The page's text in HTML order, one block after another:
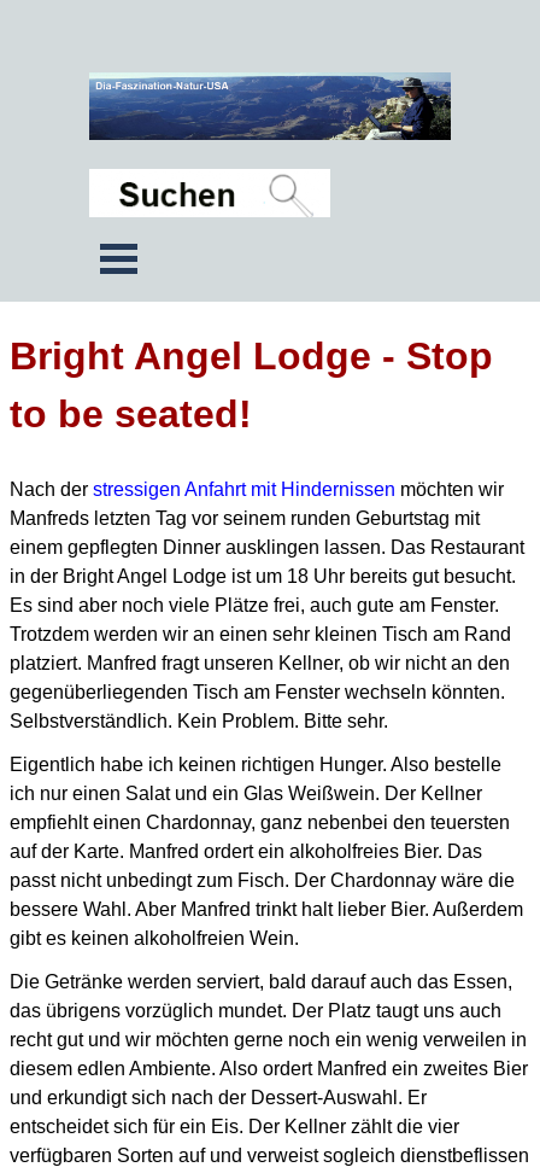
Bright Angel Lodge - Stop
to be seated!
Nach der stressigen Anfahrt mit Hindernissen möchten wir
Manfreds letzten Tag vor seinem runden Geburtstag mit
einem gepflegten Dinner ausklingen lassen. Das Restaurant
in der Bright Angel Lodge ist um 18 Uhr bereits gut besucht.
Es sind aber noch viele Plätze frei, auch gute am Fenster.
Trotzdem werden wir an einen sehr kleinen Tisch am Rand
platziert. Manfred fragt unseren Kellner, ob wir nicht an den
gegenüberliegenden Tisch am Fenster wechseln könnten.
Selbstverständlich. Kein Problem. Bitte sehr.
Eigentlich habe ich keinen richtigen Hunger. Also bestelle
ich nur einen Salat und ein Glas Weißwein. Der Kellner
empfiehlt einen Chardonnay, ganz nebenbei den teuersten
auf der Karte. Manfred ordert ein alkoholfreies Bier. Das
passt nicht unbedingt zum Fisch. Der Chardonnay wäre die
bessere Wahl. Aber Manfred trinkt halt lieber Bier. Außerdem
gibt es keinen alkoholfreien Wein.
Die Getränke werden serviert, bald darauf auch das Essen,
das übrigens vorzüglich mundet. Der Platz taugt uns auch
recht gut und wir möchten gerne noch ein wenig verweilen in
diesem edlen Ambiente. Also ordert Manfred ein zweites Bier
und erkundigt sich nach der Dessert-Auswahl. Er
entscheidet sich für ein Eis. Der Kellner zählt die vier
verfügbaren Sorten auf und verweist sogleich dienstbeflissen